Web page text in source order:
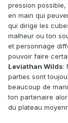
pression
en main qui
qui dirige les
malheur ou ton
et personnage
pouvoir faire
Leviathan Wilds:
parties sont
beaucoup de
ton partenaire
du plateau